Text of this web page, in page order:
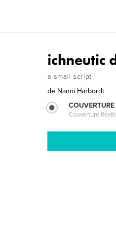
ichneutic
a small script
de Nanni Harbordt
Couverture